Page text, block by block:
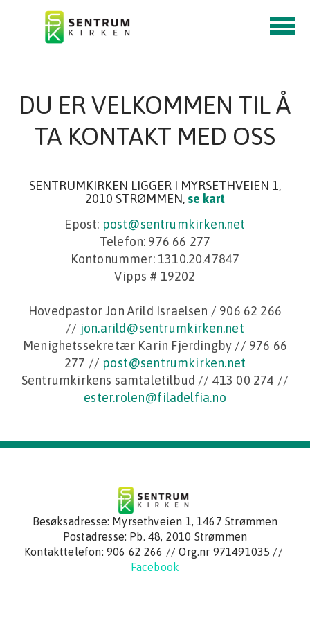
Skip to main content
DU ER VELKOMMEN TIL Å
TA KONTAKT MED OSS
SENTRUMKIRKEN LIGGER I MYRSETHVEIEN 1,
2010 STRØMMEN, se kart
Epost: post@sentrumkirken.net
Telefon: 976 66 277
Kontonummer: 1310.20.47847
Vipps # 19202
Hovedpastor Jon Arild Israelsen / 906 62 266
// jon.arild@sentrumkirken.net
Menighetssekretær Karin Fjerdingby // 976 66
277 // post@sentrumkirken.net
Sentrumkirkens samtaletilbud // 413 00 274 //
ester.rolen@filadelfia.no
Besøksadresse: Myrsethveien 1, 1467 Strømmen
Postadresse: Pb. 48, 2010 Strømmen
Kontakttelefon: 906 62 266 // Org.nr 971491035 //
Facebook